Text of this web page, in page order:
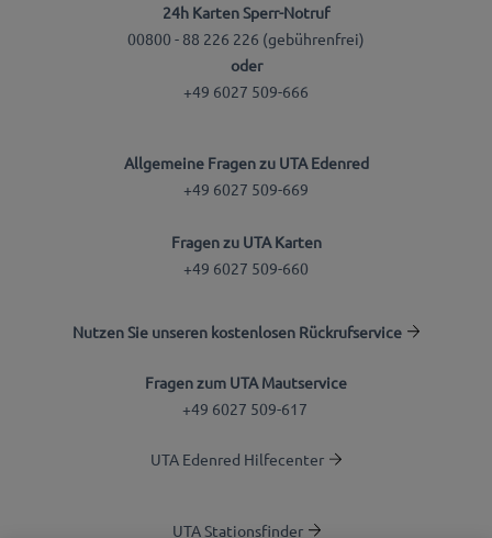
24h Karten Sperr-Notruf
00800 - 88 226 226 (gebührenfrei)
oder
+49 6027 509-666
Allgemeine Fragen zu UTA Edenred
+49 6027 509-669
Fragen zu UTA Karten
+49 6027 509-660
Nutzen Sie unseren kostenlosen Rückrufservice
Fragen zum UTA Mautservice
+49 6027 509-617
UTA Edenred Hilfecenter
UTA Stationsfinder